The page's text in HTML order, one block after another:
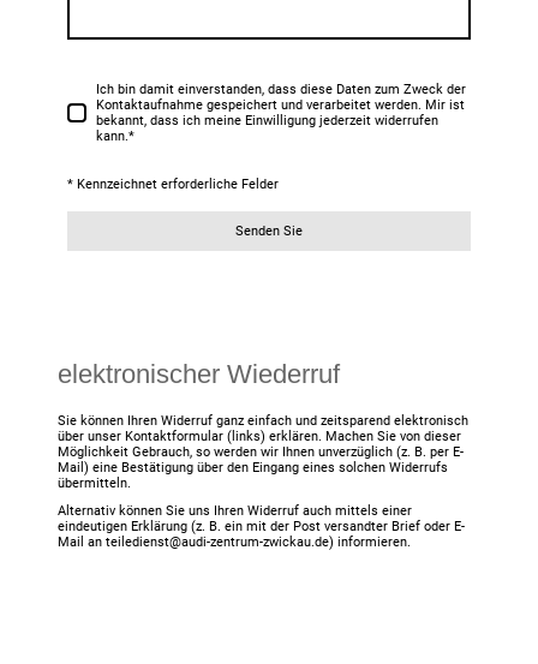
Ich bin damit einverstanden, dass diese Daten zum Zweck der
Kontaktaufnahme gespeichert und verarbeitet werden. Mir ist
bekannt, dass ich meine Einwilligung jederzeit widerrufen
kann.*
* Kennzeichnet erforderliche Felder
Senden Sie
elektronischer Wiederruf
Sie können Ihren Widerruf ganz einfach und zeitsparend elektronisch
über unser Kontaktformular (links) erklären. Machen Sie von dieser
Möglichkeit Gebrauch, so werden wir Ihnen unverzüglich (z. B. per E-
Mail) eine Bestätigung über den Eingang eines solchen Widerrufs
übermitteln.
Alternativ können Sie uns Ihren Widerruf auch mittels einer
eindeutigen Erklärung (z. B. ein mit der Post versandter Brief oder E-
Mail an teiledienst@audi-zentrum-zwickau.de) informieren.